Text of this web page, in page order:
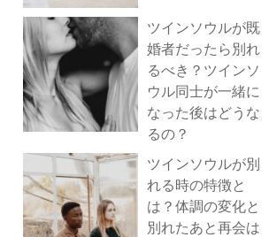
ツインソウルが既
婚者だったら別れ
るべき？ツインソ
ウル同士が一緒に
なった後はどうな
るの？
ツインソウルが別
れる時の特徴と
は？体調の変化と
別れたあと再会は